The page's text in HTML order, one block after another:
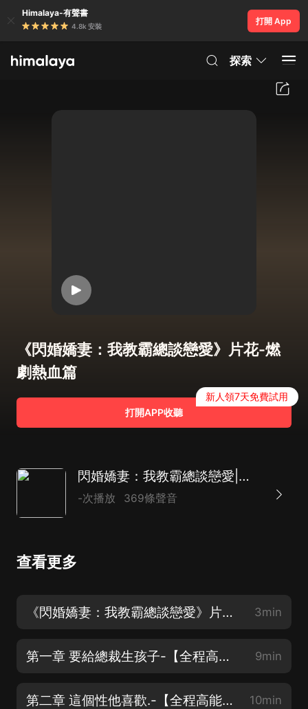
Himalaya-有聲書
4.8k 安裝
打開 App
探索
《閃婚嬌妻：我教霸總談戀愛》片花-燃
劇熱血篇
打開APP收聽
新人領7天免費試用
閃婚嬌妻：我教霸總談戀愛|精品多播
-次播放 369條聲音
查看更多
《閃婚嬌妻：我教霸總談戀愛》片花-燃劇熱血篇 3min
第一章 要給總裁生孩子-【全程高能-求訂閱星評月票支持】 9min
第二章 這個性他喜歡.-【全程高能-求訂閱星評月票支持】 10min